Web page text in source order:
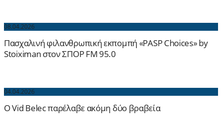
08.04.2026
Πασχαλινή φιλανθρωπική εκπομπή «PASP Choices» by
Stoiximan στον ΣΠΟΡ FM 95.0
04.04.2026
O Vid Belec παρέλαβε ακόμη δύο βραβεία